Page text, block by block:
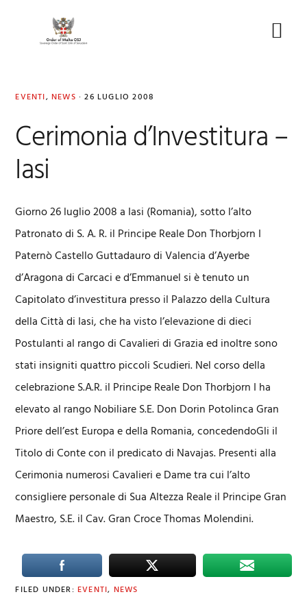
EVENTI, NEWS · 26 LUGLIO 2008
Cerimonia d’Investitura –
Iasi
Giorno 26 luglio 2008 a Iasi (Romania), sotto l’alto
Patronato di S. A. R. il Principe Reale Don Thorbjorn I
Paternò Castello Guttadauro di Valencia d’Ayerbe
d’Aragona di Carcaci e d’Emmanuel si è tenuto un
Capitolato d’investitura presso il Palazzo della Cultura
della Città di Iasi, che ha visto l’elevazione di dieci
Postulanti al rango di Cavalieri di Grazia ed inoltre sono
stati insigniti quattro piccoli Scudieri. Nel corso della
celebrazione S.A.R. il Principe Reale Don Thorbjorn I ha
elevato al rango Nobiliare S.E. Don Dorin Potolinca Gran
Priore dell’est Europa e della Romania, concedendoGli il
Titolo di Conte con il predicato di Navajas. Presenti alla
Cerimonia numerosi Cavalieri e Dame tra cui l’alto
consigliere personale di Sua Altezza Reale il Principe Gran
Maestro, S.E. il Cav. Gran Croce Thomas Molendini.
FILED UNDER: EVENTI, NEWS